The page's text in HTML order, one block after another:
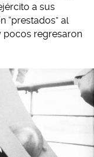
a sus
“prestados” al
pocos regresaron